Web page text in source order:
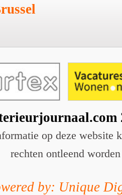
op deze website
rechten ontleend worden
by: Unique